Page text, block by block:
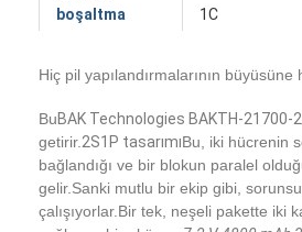
boşaltma
1C
voltajı
5.6V
Serbestleme
kesme voltajı
8.4V
Hiç pil yapılandırmalarının büyüsüne
BuBAK Technologies BAKTH-21700-
getirir. 2S1P tasarımıBu, iki hücrenin
bağlandığı ve bir blokun paralel
gelir.Sanki mutlu bir ekip gibi,
çalışıyorlar.Bir tek, neşeli pakette iki